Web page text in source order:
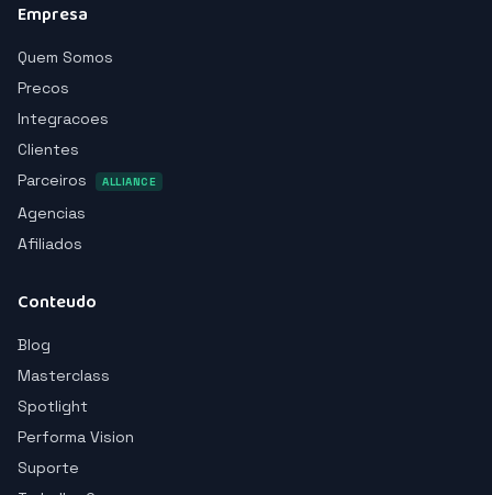
Empresa
Quem Somos
Precos
Integracoes
Clientes
Parceiros
ALLIANCE
Agencias
Afiliados
Conteudo
Blog
Masterclass
Spotlight
Performa Vision
Suporte